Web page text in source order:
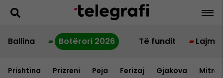
Ballina Botërori 2026 Të fundit Lajme
Prishtina Prizreni Peja Ferizaj Gjakova